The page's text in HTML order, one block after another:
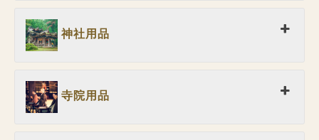
神社用品
寺院用品